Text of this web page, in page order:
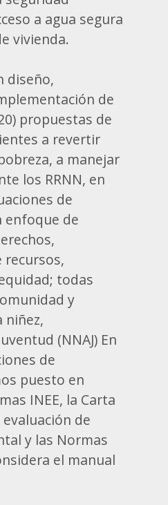
a agua segura
vivienda.
diseño,
de
propuestas de
a revertir
a manejar
los RRNN, en
de
enfoque de
recursos,
todas
y
niñez,
(NNAJ) En
de
puesto en
INEE, la Carta
de
y las Normas
el manual